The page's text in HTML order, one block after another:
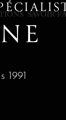
SAVOIR-